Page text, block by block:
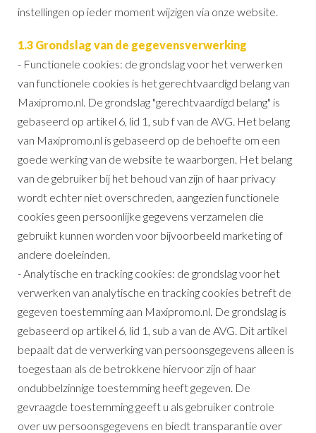
instellingen op ieder moment wijzigen via onze website.
1.3 Grondslag van de gegevensverwerking
- Functionele cookies: de grondslag voor het verwerken
van functionele cookies is het gerechtvaardigd belang van
Maxipromo.nl. De grondslag "gerechtvaardigd belang" is
gebaseerd op artikel 6, lid 1, sub f van de AVG. Het belang
van Maxipromo.nl is gebaseerd op de behoefte om een
goede werking van de website te waarborgen. Het belang
van de gebruiker bij het behoud van zijn of haar privacy
wordt echter niet overschreden, aangezien functionele
cookies geen persoonlijke gegevens verzamelen die
gebruikt kunnen worden voor bijvoorbeeld marketing of
andere doeleinden.
- Analytische en tracking cookies: de grondslag voor het
verwerken van analytische en tracking cookies betreft de
gegeven toestemming aan Maxipromo.nl. De grondslag is
gebaseerd op artikel 6, lid 1, sub a van de AVG. Dit artikel
bepaalt dat de verwerking van persoonsgegevens alleen is
toegestaan als de betrokkene hiervoor zijn of haar
ondubbelzinnige toestemming heeft gegeven. De
gevraagde toestemming geeft u als gebruiker controle
over uw persoonsgegevens en biedt transparantie over